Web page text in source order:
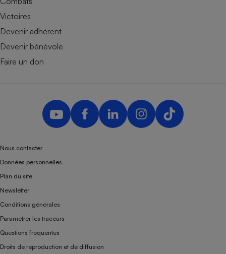
Victoires
Devenir adhérent
Devenir bénévole
Faire un don
Nous contacter
Données personnelles
Plan du site
Newsletter
Conditions générales
Paramétrer les traceurs
Questions fréquentes
Droits de reproduction et de diffusion